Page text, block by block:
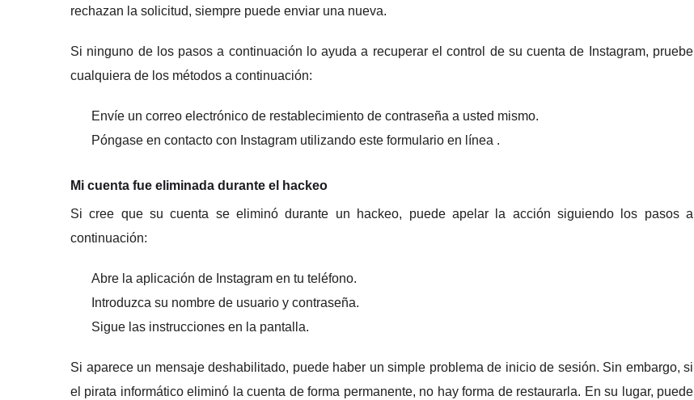
rechazan la solicitud, siempre puede enviar una nueva.
Si ninguno de los pasos a continuación lo ayuda a recuperar el control de su cuenta de Instagram, pruebe
cualquiera de los métodos a continuación:
Envíe un correo electrónico de restablecimiento de contraseña a usted mismo.
Póngase en contacto con Instagram utilizando este formulario en línea .
Mi cuenta fue eliminada durante el hackeo
Si cree que su cuenta se eliminó durante un hackeo, puede apelar la acción siguiendo los pasos a
continuación:
Abre la aplicación de Instagram en tu teléfono.
Introduzca su nombre de usuario y contraseña.
Sigue las instrucciones en la pantalla.
Si aparece un mensaje deshabilitado, puede haber un simple problema de inicio de sesión. Sin embargo, si
el pirata informático eliminó la cuenta de forma permanente, no hay forma de restaurarla. En su lugar, puede